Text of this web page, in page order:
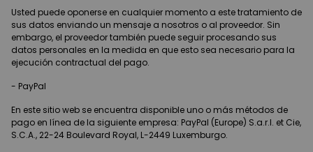
Usted puede oponerse en cualquier momento a este tratamiento de
sus datos enviando un mensaje a nosotros o al proveedor. Sin
embargo, el proveedor también puede seguir procesando sus
datos personales en la medida en que esto sea necesario para la
ejecución contractual del pago.
- PayPal
En este sitio web se encuentra disponible uno o más métodos de
pago en línea de la siguiente empresa: PayPal (Europe) S.a.r.l. et Cie,
S.C.A., 22-24 Boulevard Royal, L-2449 Luxemburgo.